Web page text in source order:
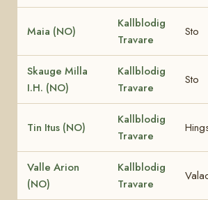
Maia (NO)
Kallblodig
Travare
Sto
Skauge Milla
I.H. (NO)
Kallblodig
Travare
Sto
Tin Itus (NO)
Kallblodig
Travare
Valle Arion
(NO)
Kallblodig
Travare